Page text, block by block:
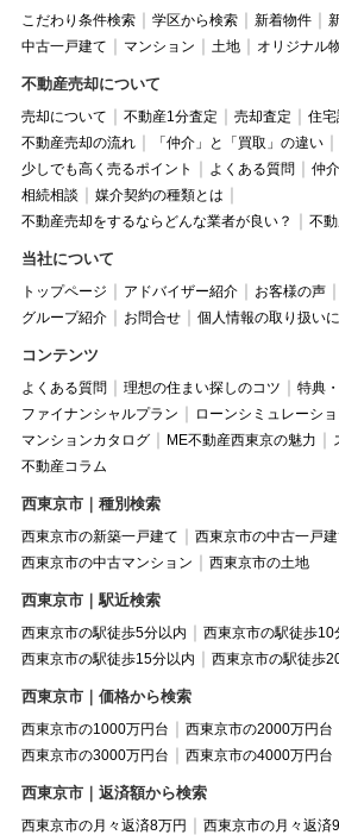
こだわり条件検索 学区から検索 新着物件
中古一戸建て
マンション 土地 オリジナル
不動産売却について
売却について 不動産1分査定 売却査定
住
不動産売却の流れ
「仲介」と「買取」の違い
少しでも高く売るポイント
よくある質問
仲
相続相談
媒介契約の種類とは
不動産売却をするならどんな業者が良い？
不
当社について
トップページ アドバイザー紹介 お客様の声
グループ紹介
お問合せ 個人情報の取り扱い
コンテンツ
よくある質問 理想の住まい探しのコツ 特典
ファイナンシャルプラン
ローンシミュレーシ
マンションカタログ
ME不動産西東京の魅力
不動産コラム
西東京市｜種別検索
西東京市の新築一戸建て
西東京市の中古一戸
西東京市の中古マンション
西東京市の土地
西東京市｜駅近検索
西東京市の駅徒歩5分以内
西東京市の駅徒歩10
西東京市の駅徒歩15分以内
西東京市の駅徒歩
西東京市｜価格から検索
西東京市の1000万円台
西東京市の2000万円台
西東京市の3000万円台
西東京市の4000万円台
西東京市｜返済額から検索
西東京市の月々返済8万円
西東京市の月々返済